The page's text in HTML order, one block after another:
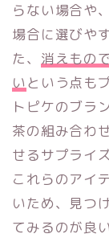
らない場合や
場合に選びや
た、 消えもの
い という点も
トピケのブラ
茶の組み合わ
せるサプライ
これらのアイ
いため、見つ
てみるのが良